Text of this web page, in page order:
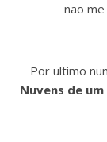
não
Por ultimo
Nuvens de